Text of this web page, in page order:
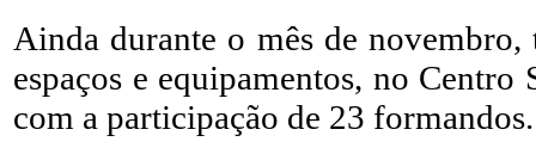
Ainda durante o mês de
espaços e equipamentos, no
com a participação de 23 formandos.